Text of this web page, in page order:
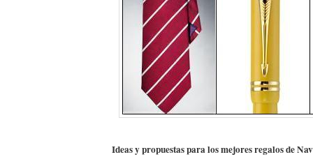
Ideas y propuestas para los mejores regalos de